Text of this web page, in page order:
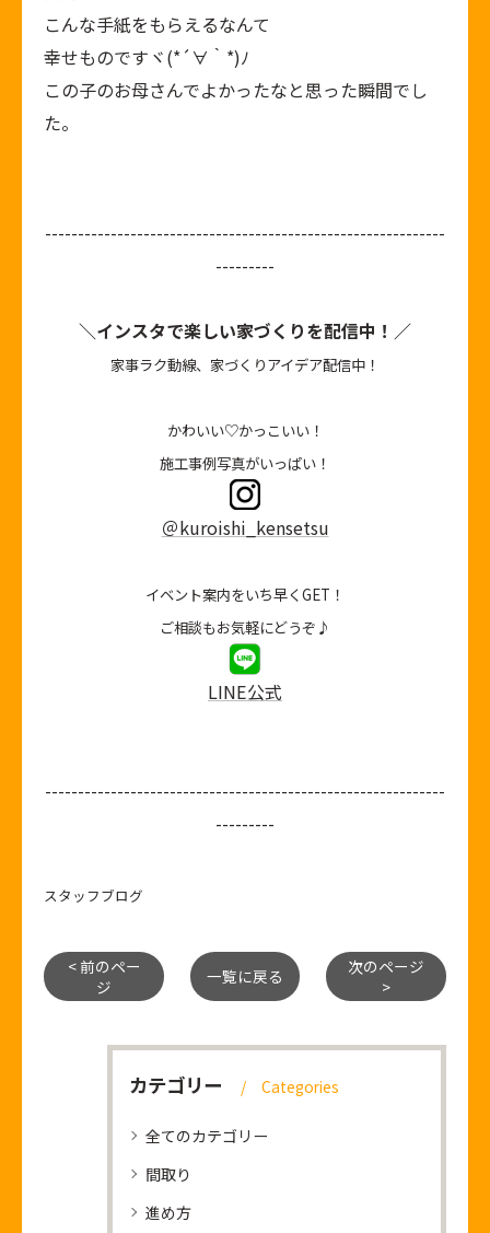
こんな手紙をもらえるなんて
幸せものですヾ(*´∀｀*)ﾉ
この子のお母さんでよかったなと思った瞬間でし
た。
-------------------------------------------------------------
---------
＼インスタで楽しい家づくりを配信中！／
家事ラク動線、家づくりアイデア配信中！
かわいい♡かっこいい！
施工事例写真がいっぱい！
＠kuroishi_kensetsu
イベント案内をいち早くGET！
ご相談もお気軽にどうぞ♪
LINE公式
-------------------------------------------------------------
---------
スタッフブログ
< 前のペー
ジ
一覧に戻る
次のページ
>
カテゴリー Categories
全てのカテゴリー
間取り
進め方